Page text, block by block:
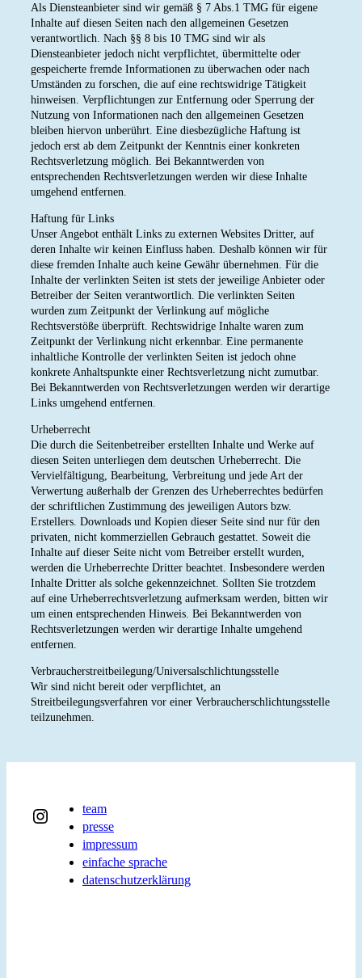
Als Diensteanbieter sind wir gemäß § 7 Abs.1 TMG für eigene
Inhalte auf diesen Seiten nach den allgemeinen Gesetzen
verantwortlich. Nach §§ 8 bis 10 TMG sind wir als
Diensteanbieter jedoch nicht verpflichtet, übermittelte oder
gespeicherte fremde Informationen zu überwachen oder nach
Umständen zu forschen, die auf eine rechtswidrige Tätigkeit
hinweisen. Verpflichtungen zur Entfernung oder Sperrung der
Nutzung von Informationen nach den allgemeinen Gesetzen
bleiben hiervon unberührt. Eine diesbezügliche Haftung ist
jedoch erst ab dem Zeitpunkt der Kenntnis einer konkreten
Rechtsverletzung möglich. Bei Bekanntwerden von
entsprechenden Rechtsverletzungen werden wir diese Inhalte
umgehend entfernen.
Haftung für Links
Unser Angebot enthält Links zu externen Websites Dritter, auf
deren Inhalte wir keinen Einfluss haben. Deshalb können wir für
diese fremden Inhalte auch keine Gewähr übernehmen. Für die
Inhalte der verlinkten Seiten ist stets der jeweilige Anbieter oder
Betreiber der Seiten verantwortlich. Die verlinkten Seiten
wurden zum Zeitpunkt der Verlinkung auf mögliche
Rechtsverstöße überprüft. Rechtswidrige Inhalte waren zum
Zeitpunkt der Verlinkung nicht erkennbar. Eine permanente
inhaltliche Kontrolle der verlinkten Seiten ist jedoch ohne
konkrete Anhaltspunkte einer Rechtsverletzung nicht zumutbar.
Bei Bekanntwerden von Rechtsverletzungen werden wir derartige
Links umgehend entfernen.
Urheberrecht
Die durch die Seitenbetreiber erstellten Inhalte und Werke auf
diesen Seiten unterliegen dem deutschen Urheberrecht. Die
Vervielfältigung, Bearbeitung, Verbreitung und jede Art der
Verwertung außerhalb der Grenzen des Urheberrechtes bedürfen
der schriftlichen Zustimmung des jeweiligen Autors bzw.
Erstellers. Downloads und Kopien dieser Seite sind nur für den
privaten, nicht kommerziellen Gebrauch gestattet. Soweit die
Inhalte auf dieser Seite nicht vom Betreiber erstellt wurden,
werden die Urheberrechte Dritter beachtet. Insbesondere werden
Inhalte Dritter als solche gekennzeichnet. Sollten Sie trotzdem
auf eine Urheberrechtsverletzung aufmerksam werden, bitten wir
um einen entsprechenden Hinweis. Bei Bekanntwerden von
Rechtsverletzungen werden wir derartige Inhalte umgehend
entfernen.
Verbraucher­streit­beilegung/Universal­schlichtungs­stelle
Wir sind nicht bereit oder verpflichtet, an
Streitbeilegungsverfahren vor einer Verbraucherschlichtungsstelle
teilzunehmen.
Instagram
team
presse
impressum
einfache sprache
datenschutzerklärung